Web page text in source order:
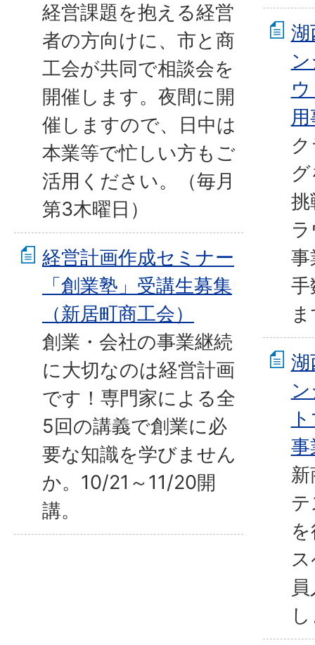
経営課題を抱える経営
者の方向けに、市と商
工会が共同で相談会を
開催します。夜間に開
催しますので、日中は
本業等で忙しい方もご
活用ください。（毎月
第3木曜日）
経営計画作成セミナー
「創業塾」受講生募集
（新居町商工会）
創業・会社の事業継続
に大切なのは経営計画
です！専門家による全
5回の講義で創業に必
要な知識を学びません
か。10/21～11/20開
講。
湖
挑
事
手
湖
事